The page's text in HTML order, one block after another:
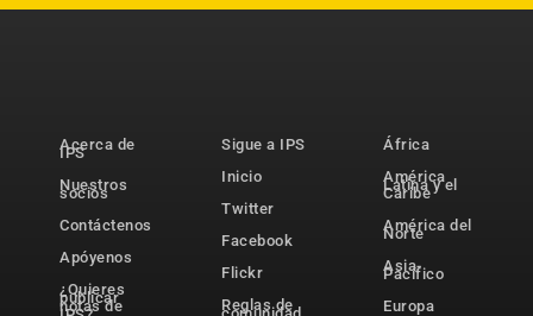
Acerca de
IPS
Nuestros
socios
Contáctenos
Apóyenos
¿Quieres
publicar
notas de
Sigue a IPS
Inicio
Twitter
Facebook
Flickr
Reglas de
África
América
Latina y el
Caribe
América del
Norte
Asia-
Pacífico
Europa